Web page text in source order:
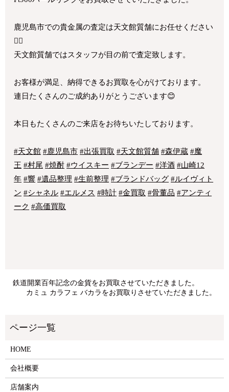
鹿児島市での貴金属の査定は天文館質舗にお任せください
🙇‍♂️
天文館質舗ではスタッフが目の前で査定致します。
お客様が満足、納得できるお買取を心がけております。
連日たくさんのご成約ありがとうございます😊
本日もたくさんのご来店をお待ちいたしております。
#天文館 #鹿児島市 #出張買取 #天文館質舗 #森伊蔵 #魔
王 #村尾 #焼酎 #ウイスキー #ブランデー #洋酒 #山崎12
年 #響 #遺品整理 #生前整理 #ブランドバッグ #ルイヴィト
ン #シャネル #エルメス #時計 #金買取 #骨董品 #アンティ
ーク #高価買取
鉄道開業百年記念の金貨をお買取させていただきました。
カミュ カラフェ バカラをお買取りさせていただきました。
HOME
会社概要
店舗案内